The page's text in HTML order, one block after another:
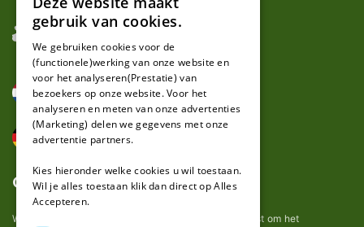
Over ons
Wij van robotmaaier-mesjes.nl doen ons uiterste best om het
GERMAN
gebruik van cookies.
We gebruiken cookies voor de
(functionele)werking van onze website en
voor het analyseren(Prestatie) van
bezoekers op onze website. Voor het
analyseren en meten van onze advertenties
(Marketing) delen we gegevens met onze
advertentie partners.
Kies hieronder welke cookies u wil toestaan.
Wil je alles toestaan klik dan direct op Alles
Accepteren.